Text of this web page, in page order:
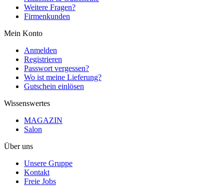
Weitere Fragen?
Firmenkunden
Mein Konto
Anmelden
Registrieren
Passwort vergessen?
Wo ist meine Lieferung?
Gutschein einlösen
Wissenswertes
MAGAZIN
Salon
Über uns
Unsere Gruppe
Kontakt
Freie Jobs